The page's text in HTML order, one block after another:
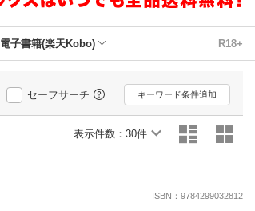
動画配信
楽天TV
動画配信ガイド
電子書籍(楽天Kobo) R18+
セーフサーチ キーワード条件追加
表示件数： 30件
ISBN：9784299032812